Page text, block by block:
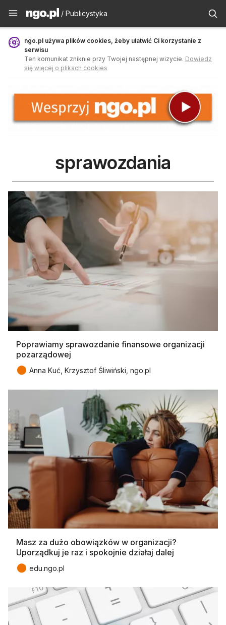
Publicystyka - ngo.pl
/ Publicystyka
ngo.pl używa plików cookies, żeby ułatwić Ci korzystanie z
serwisu
Ten komunikat zniknie przy Twojej następnej wizycie. Dowiedz
się więcej o plikach cookies
sprawozdania
Poprawiamy sprawozdanie finansowe organizacji
pozarządowej
● Anna Kuć, Krzysztof Śliwiński, ngo.pl
Masz za dużo obowiązków w organizacji?
Uporządkuj je raz i spokojnie działaj dalej
● edu.ngo.pl